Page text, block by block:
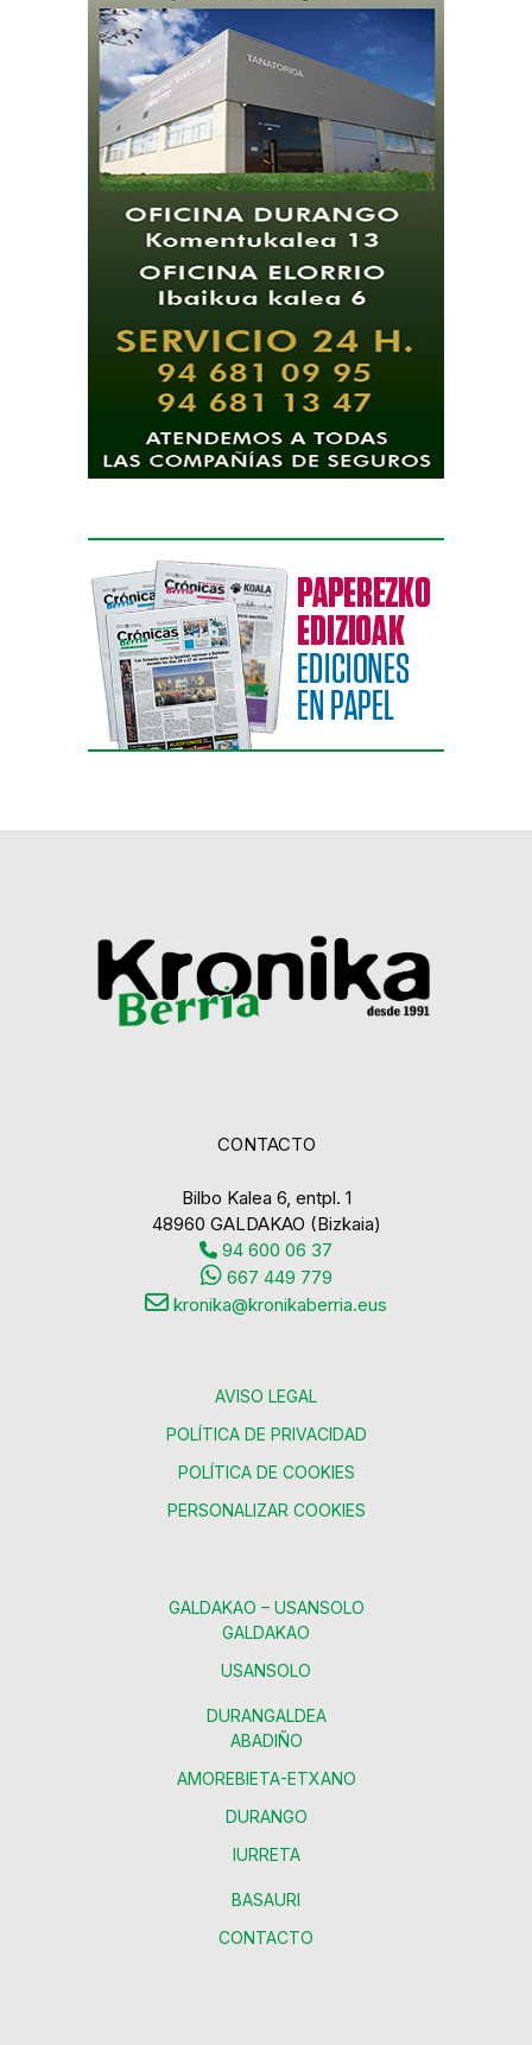
CONTACTO
Bilbo Kalea 6, entpl. 1
48960 GALDAKAO (Bizkaia)
94 600 06 37
667 449 779
kronika@kronikaberria.eus
AVISO LEGAL
POLÍTICA DE PRIVACIDAD
POLÍTICA DE COOKIES
PERSONALIZAR COOKIES
GALDAKAO – USANSOLO
GALDAKAO
USANSOLO
DURANGALDEA
ABADIÑO
AMOREBIETA-ETXANO
DURANGO
IURRETA
BASAURI
CONTACTO